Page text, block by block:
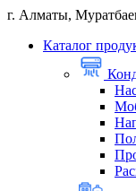
г. Алматы,
Каталог